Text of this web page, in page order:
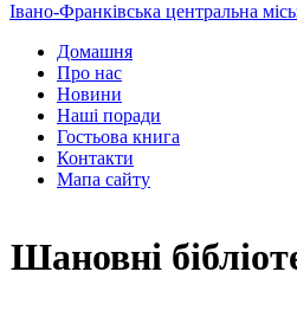
Івано-Франківська центральна
Домашня
Про нас
Новини
Наші поради
Гостьова книга
Контакти
Мапа сайту
Шановні